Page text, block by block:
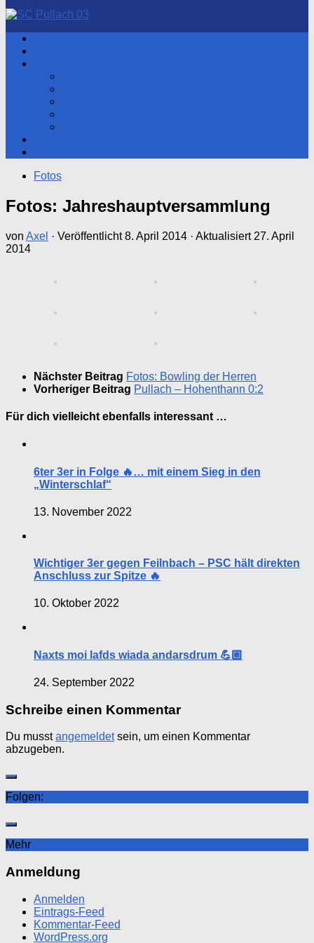
Fotos
Fotos: Jahreshauptversammlung
von Axel · Veröffentlicht8. April 2014 · Aktualisiert 27. April
2014
Nächster Beitrag Fotos: Bowling der Herren
Vorheriger Beitrag Pullach – Hohenthann 0:2
Für dich vielleicht ebenfalls interessant …
6ter 3er in Folge 🔥… mit einem Sieg in den
„Winterschlaf“
13. November 2022
Wichtiger 3er gegen Feilnbach – PSC hält direkten
Anschluss zur Spitze 🔥
10. Oktober 2022
Naxts moi lafds wiada andarsdrum 💪🏼
24. September 2022
Schreibe einen Kommentar
Du musstangemeldetsein, um einen Kommentar
abzugeben.
Folgen:
Mehr
Anmeldung
Anmelden
Eintrags-Feed
Kommentar-Feed
WordPress.org